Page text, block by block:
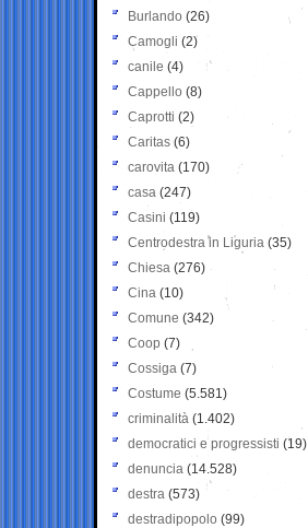
Burlando (26)
Camogli (2)
canile (4)
Cappello (8)
Caprotti (2)
Caritas (6)
carovita (170)
casa (247)
Casini (119)
Centrodestra in Liguria (35)
Chiesa (276)
Cina (10)
Comune (342)
Coop (7)
Cossiga (7)
Costume (5.581)
criminalità (1.402)
democratici e progressisti (19)
denuncia (14.528)
destra (573)
destradipopolo (99)